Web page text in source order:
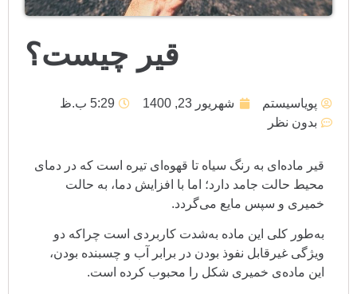
قیر چیست؟
پویاسیستم شهریور 23, 1400
5:29 ب.ظ
بدون نظر
قیر ماده‌ای به رنگ سیاه تا قهوه‌ای تیره است که در دمای
محیط حالت جامد دارد؛ اما با افزایش دما، به حالت
خمیری و سپس مایع می‌گردد.
به‌طور کلی این ماده به‌شدت کاربردی است چراکه دو
ویژگی غیرقابل نفوذ بودن در برابر آب و چسبنده بودن،
این ماده‌ی خمیری شکل را محبوب کرده است.